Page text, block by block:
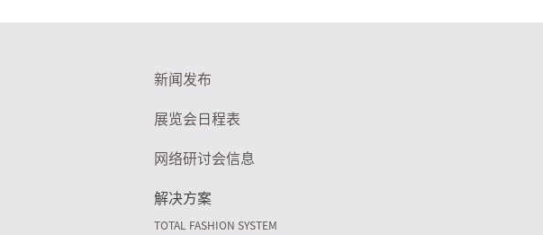
新闻发布
展览会日程表
网络研讨会信息
解决方案
TOTAL FASHION SYSTEM